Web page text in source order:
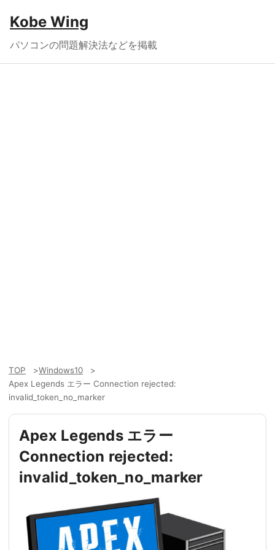
Kobe Wing
パソコンの問題解決法などを掲載
TOP
Windows10
Apex Legends エラー Connection rejected:
invalid_token_no_marker
Apex Legends エラー
Connection rejected:
invalid_token_no_marker